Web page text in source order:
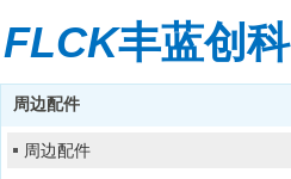
FLCK丰蓝创科
周边配件
周边配件